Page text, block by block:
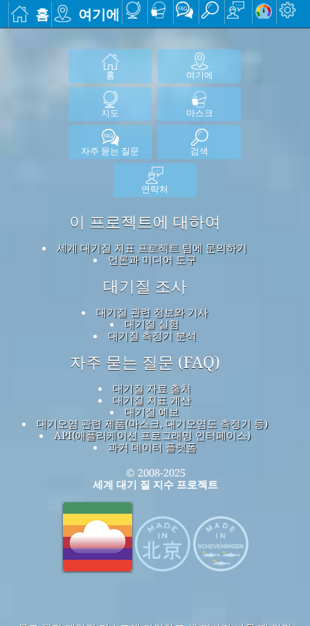
홈 여기에
홈 여기에
지도 마스크
자주 묻는 질문 검색
연락처
이 프로젝트에 대하여
세계 대기질 지표 프로젝트 팀에 문의하기
언론과 미디어 도구
대기질 조사
대기질 관련 정보와 기사
대기질 실험
대기질 측정기 분석
자주 묻는 질문 (FAQ)
대기질 자료 출처
대기질 지표 계산
대기질 예보
대기오염 관련 제품(마스크, 대기오염도 측정기 등)
API(애플리케이션 프로그래밍 인터페이스)
과거 데이터 플랫폼
© 2008-2025
세계 대기 질 지수 프로젝트